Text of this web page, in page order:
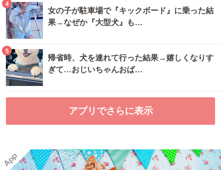
4
女の子が駐車場で『キックボード』に乗った結
果→なぜか『大型犬』も…
5
帰省時、犬を連れて行った結果→嬉しくなりす
ぎて…おじいちゃんおば…
アプリでさらに表示